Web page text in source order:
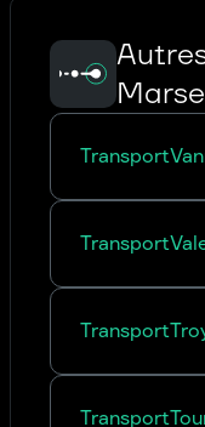
Transport
Transport
Transport
Transport